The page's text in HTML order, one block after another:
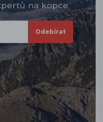
na kopce